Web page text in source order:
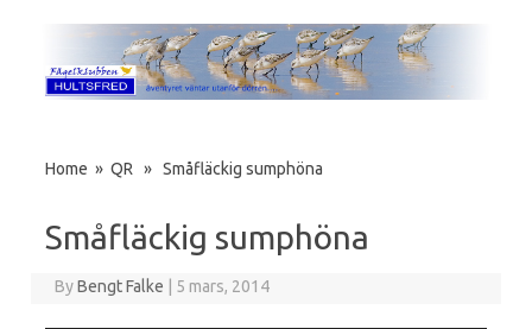
Home » QR » Småfläckig sumphöna
Småfläckig sumphöna
ByBengt Falke 5 mars, 2014